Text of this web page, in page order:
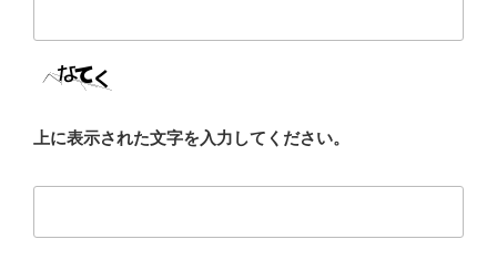
上に表示された文字を入力してください。